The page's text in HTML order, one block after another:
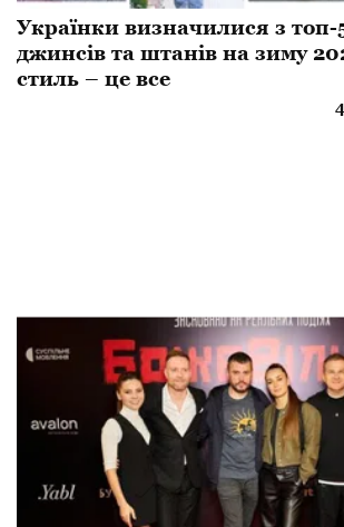
Українки визначилися з
джинсів та штанів на зиму
стиль – це все